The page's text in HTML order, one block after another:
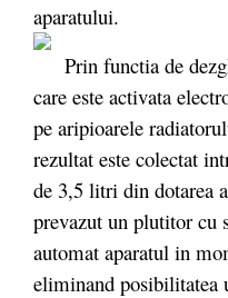
aparatului.
Prin functia de
care este activata
pe aripioarele
rezultat este colectat
de 3,5 litri din dotarea
prevazut un plutitor cu
automat aparatul in
eliminand posibilitatea